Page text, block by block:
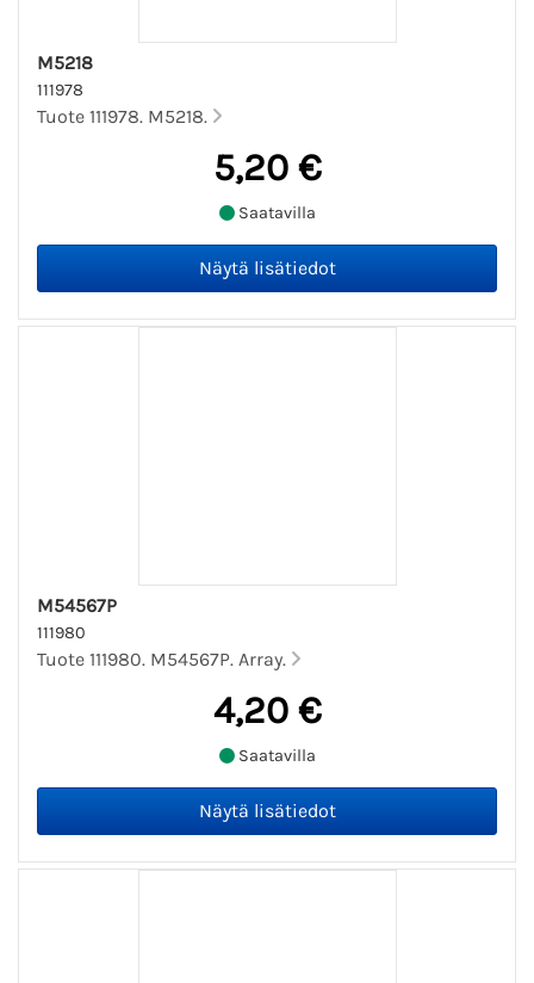
M5218
111978
Tuote 111978. M5218.
5,20 €
Saatavilla
M54567P
111980
Tuote 111980. M54567P. Array.
4,20 €
Saatavilla